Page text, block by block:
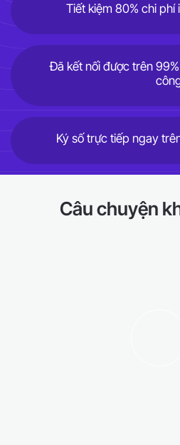
Tiết kiệm 80% chi phí
Đã kết nối được trên
Ký số trực tiếp ngay
Câu chuyện